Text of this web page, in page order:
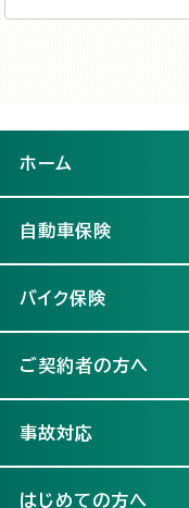
ホーム
自動車保険
バイク保険
ご契約者の方へ
事故対応
はじめての方へ